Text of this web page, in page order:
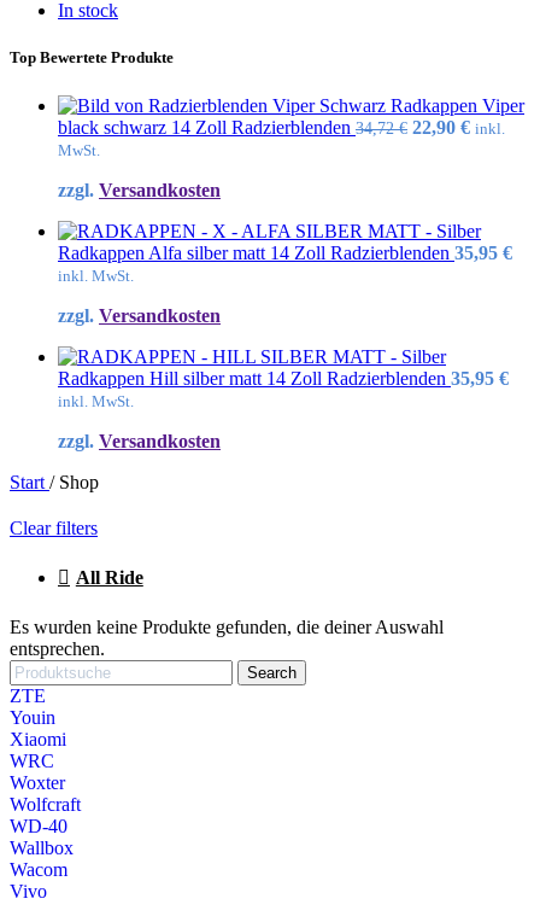
In stock
Top Bewertete Produkte
Radkappen Viper
black schwarz 14 Zoll Radzierblenden 34,72€ Ursprünglicher
22,90 € inkl.
MwSt.
zzgl. Versandkosten
Radkappen Alfa silber matt 14 Zoll Radzierblenden 35,95 €
inkl. MwSt.
zzgl. Versandkosten
Radkappen Hill silber matt 14 Zoll Radzierblenden 35,95 €
inkl. MwSt.
zzgl. Versandkosten
Start / Shop
Clear filters
All Ride
Es wurden keine Produkte gefunden, die deiner Auswahl
entsprechen.
Search
ZTE
Youin
Xiaomi
WRC
Woxter
Wolfcraft
WD-40
Wallbox
Wacom
Vivo